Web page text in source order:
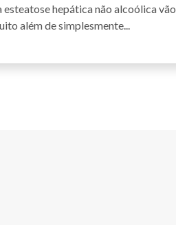
esteatose hepática não alcoólica vão
além de simplesmente...